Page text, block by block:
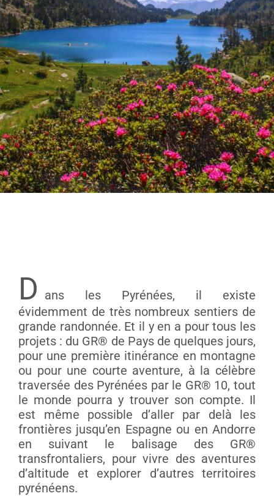
D ans les Pyrénées, il existe
évidemment de très nombreux sentiers de
grande randonnée. Et il y en a pour tous les
projets : du GR® de Pays de quelques jours,
pour une première itinérance en montagne
ou pour une courte aventure, à la célèbre
traversée des Pyrénées par le GR® 10, tout
le monde pourra y trouver son compte. Il
est même possible d’aller par delà les
frontières jusqu’en Espagne ou en Andorre
en suivant le balisage des GR®
transfrontaliers, pour vivre des aventures
d’altitude et explorer d’autres territoires
pyrénéens.